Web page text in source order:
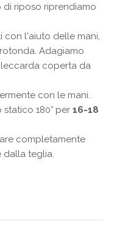
di riposo riprendiamo
con l'aiuto delle mani,
Adagiamo
coperta da
con le mani.
180° per16-18
completamente
dalla teglia.